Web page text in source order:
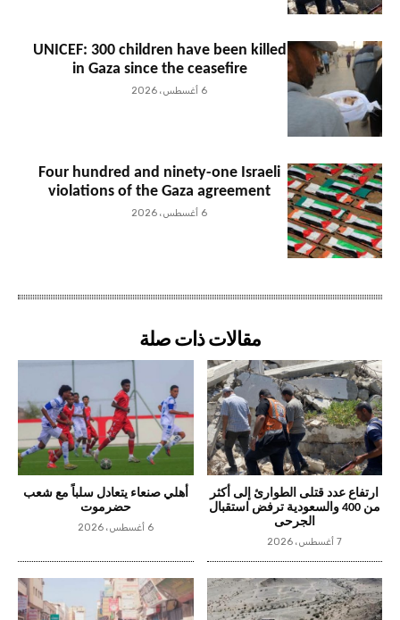
UNICEF: 300 children have been killed
in Gaza since the ceasefire
6 أغسطس، 2026
Four hundred and ninety-one Israeli
violations of the Gaza agreement
6 أغسطس، 2026
مقالات ذات صلة
ارتفاع عدد قتلى الطوارئ إلى أكثر
من 400 والسعودية ترفض استقبال
الجرحى
7 أغسطس، 2026
أهلي صنعاء يتعادل سلباً مع شعب
حضرموت
6 أغسطس، 2026